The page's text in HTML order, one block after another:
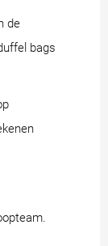
de
bags